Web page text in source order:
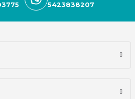
5423838207